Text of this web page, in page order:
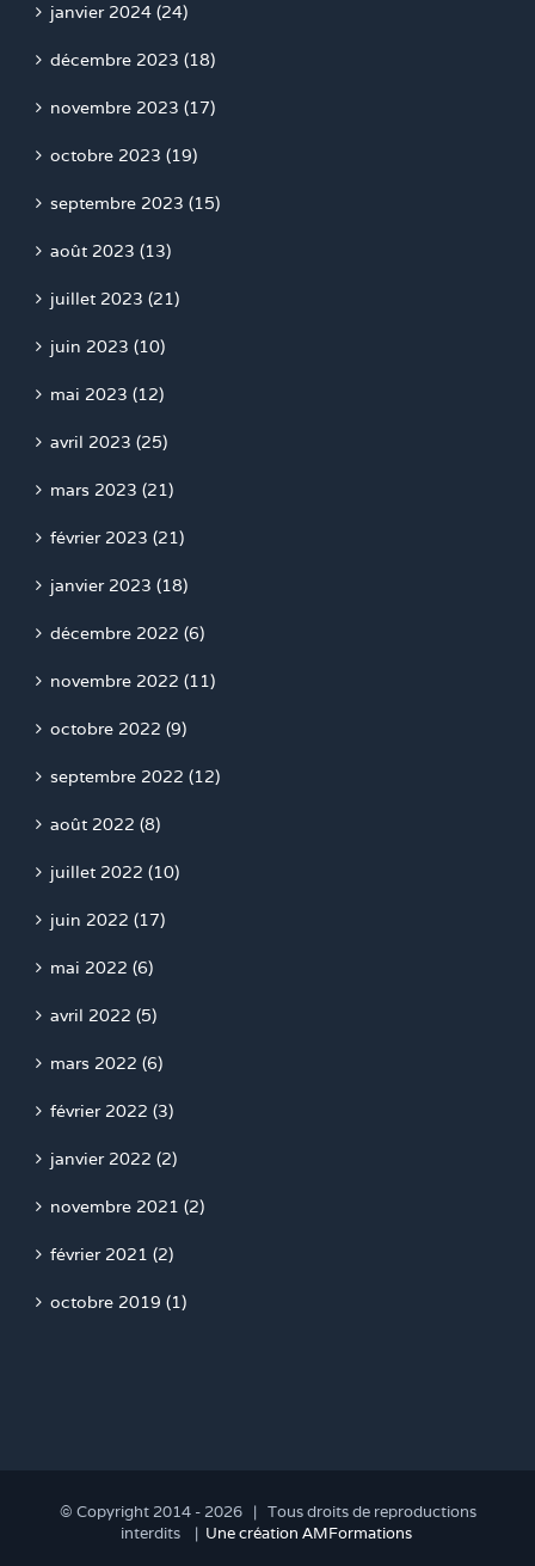
janvier 2024 (24)
décembre 2023 (18)
novembre 2023 (17)
octobre 2023 (19)
septembre 2023 (15)
août 2023 (13)
juillet 2023 (21)
juin 2023 (10)
mai 2023 (12)
avril 2023 (25)
mars 2023 (21)
février 2023 (21)
janvier 2023 (18)
décembre 2022 (6)
novembre 2022 (11)
octobre 2022 (9)
septembre 2022 (12)
août 2022 (8)
juillet 2022 (10)
juin 2022 (17)
mai 2022 (6)
avril 2022 (5)
mars 2022 (6)
février 2022 (3)
janvier 2022 (2)
novembre 2021 (2)
février 2021 (2)
octobre 2019 (1)
© Copyright 2014 -2026 | Tous droits de reproductions
interdits | Une création AMFormations